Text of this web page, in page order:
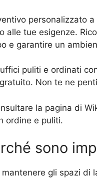
personalizzato
tue esigenze.
e garantire un
puliti e ordinati
Non te ne
la pagina di
ordine e puliti.
sono
gli spazi